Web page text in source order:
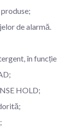
de alarmă.
în funcție
HOLD;